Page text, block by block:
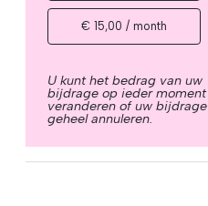
€ 15,00 / month
U kunt het bedrag van uw
bijdrage op ieder moment
veranderen of uw bijdrage
geheel annuleren.